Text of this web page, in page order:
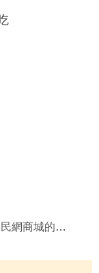
商城的狗糧正宗麼？